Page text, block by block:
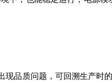
品质问题，可回溯生产时